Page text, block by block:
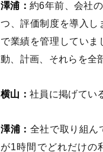
澤浦：約6年前、会社
つ、評価制度を導入し
で業績を管理してい
動、計画、それらを全
横山： 社員に掲げてい
澤浦： 全社で取り組ん
が1時間でどれだけの